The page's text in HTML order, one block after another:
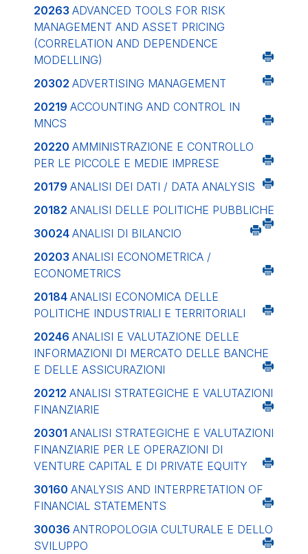
20263 ADVANCED TOOLS FOR RISK
MANAGEMENT AND ASSET PRICING
(CORRELATION AND DEPENDENCE
MODELLING)
20302 ADVERTISING MANAGEMENT
20219 ACCOUNTING AND CONTROL IN
MNCS
20220 AMMINISTRAZIONE E CONTROLLO
PER LE PICCOLE E MEDIE IMPRESE
20179 ANALISI DEI DATI / DATA ANALYSIS
20182 ANALISI DELLE POLITICHE PUBBLICHE
30024 ANALISI DI BILANCIO
20203 ANALISI ECONOMETRICA /
ECONOMETRICS
20184 ANALISI ECONOMICA DELLE
POLITICHE INDUSTRIALI E TERRITORIALI
20246 ANALISI E VALUTAZIONE DELLE
INFORMAZIONI DI MERCATO DELLE BANCHE
E DELLE ASSICURAZIONI
20212 ANALISI STRATEGICHE E VALUTAZIONI
FINANZIARIE
20301 ANALISI STRATEGICHE E VALUTAZIONI
FINANZIARIE PER LE OPERAZIONI DI
VENTURE CAPITAL E DI PRIVATE EQUITY
30160 ANALYSIS AND INTERPRETATION OF
FINANCIAL STATEMENTS
30036 ANTROPOLOGIA CULTURALE E DELLO
SVILUPPO